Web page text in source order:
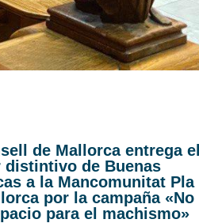
de Mallorca entrega el
distintivo de Buenas
a la Mancomunitat Pla
por la campaña «No
para el machismo»